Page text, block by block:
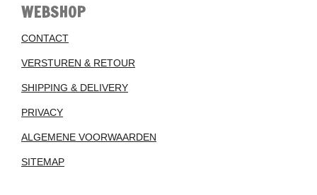
WEBSHOP
CONTACT
VERSTUREN & RETOUR
SHIPPING & DELIVERY
PRIVACY
ALGEMENE VOORWAARDEN
SITEMAP